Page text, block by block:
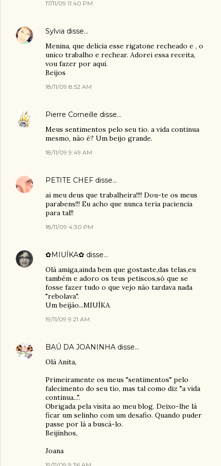
17/11/09 11:40 PM
Sylvia disse…
Menina, que delicia esse rigatone recheado e , o
unico trabalho e rechear. Adorei essa receita,
vou fazer por aqui.
Beijos
18/11/09 8:52 AM
Pierre Corneille disse…
Meus sentimentos pelo seu tio. a vida continua
mesmo, não é? Um beijo grande.
18/11/09 9:49 AM
PETITE CHEF disse…
ai meu deus que trabalheira!!!! Dou-te os meus
parabens!!! Eu acho que nunca teria paciencia
para tal!!
18/11/09 4:30 PM
✿MIUÍKA✿ disse…
Olá amiga,ainda bem que gostaste,das telas,eu
também e adoro os teus petiscos,só que se
fosse fazer tudo o que vejo não tardava nada
"rebolava".
Um beijão...MIUÍKA
19/11/09 9:21 AM
BAÚ DA JOANINHA disse…
Olá Anita,
Primeiramente os meus "sentimentos" pelo
falecimento do seu tio, mas tal como diz "a vida
continua...".
Obrigada pela visita ao meu blog. Deixo-lhe lá
ficar um selinho com um desafio. Quando puder
passe por lá a buscá-lo.
Beijinhos,
Joana